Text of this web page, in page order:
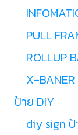
PULL
ROLLUP
X-
ป้าย DIY
diy sign